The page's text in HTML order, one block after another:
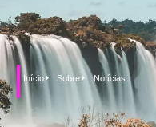
Início Sobre Notícias